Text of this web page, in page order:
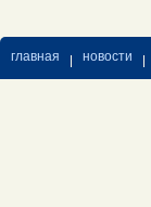
главная новости